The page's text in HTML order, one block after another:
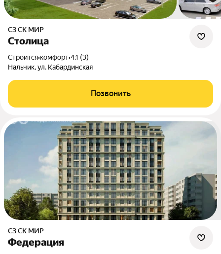
СЗ СК МИР
Столица
Строится•комфорт•4.1 (3)
Нальчик, ул. Кабардинская
Позвонить
СЗ СК МИР
Федерация